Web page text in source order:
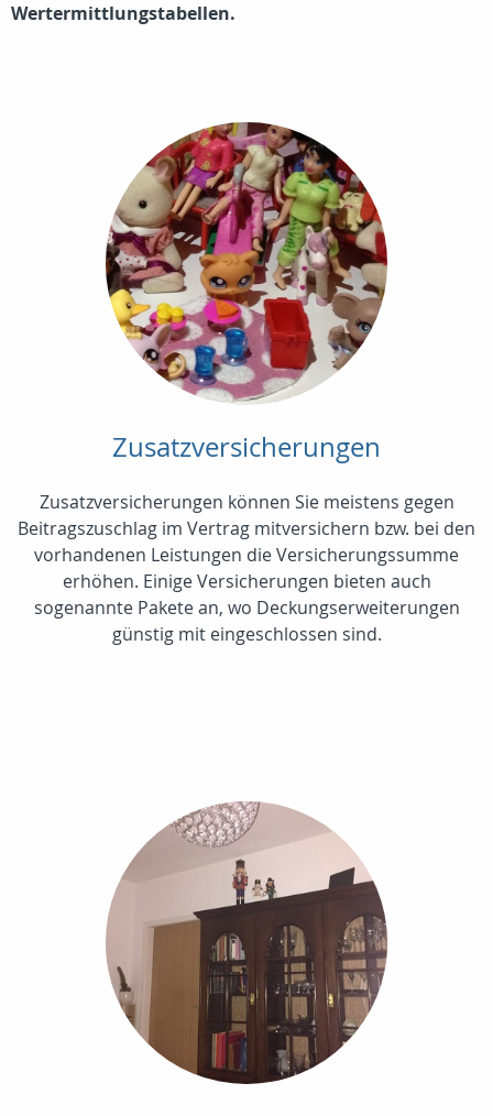
Wertermittlungstabellen.
Zusatzversicherungen
Zusatzversicherungen können Sie meistens gegen
Beitragszuschlag im Vertrag mitversichern bzw. bei den
vorhandenen Leistungen die Versicherungssumme
erhöhen. Einige Versicherungen bieten auch
sogenannte Pakete an, wo Deckungserweiterungen
günstig mit eingeschlossen sind.